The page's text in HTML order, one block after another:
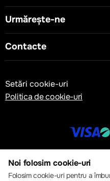
Urmărește-ne
Contacte
Setări cookie-uri
Politica de cookie-uri
© 2013
Noi folosim cookie-uri
Folosim cookie-uri pentru a